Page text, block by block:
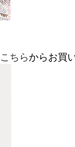
こちらからお買